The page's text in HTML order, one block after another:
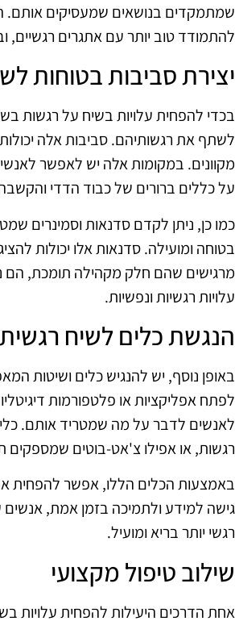
שמתמקדים בנושאים שמעסיקים אותם.
להתמודד טוב יותר עם אתגרים רגשיים,
יצירת סביבות בטוחות
לשתף את רגשותיהם. סביבות אלה יכולות
מקוונים. במקומות אלה יש לאפשר
על כללים ברורים של כבוד הדדי
כמו כן, ניתן לקדם סדנאות וסמינרים
בטוחה ומועילה. סדנאות אלו יכולות
מרגישים שהם חלק מקהילה תומכת, הם
עלויות רגשיות ונפשיות.
הנגשת כלים לשיח רגשית
באופן נוסף, יש להנגיש כלים ושיטות
לפתח אפליקציות או פלטפורמות
לאנשים לדבר על מה שמטריד אותם. כלים
רגשות, או אפילו צ'אט-בוטים שמספקים
באמצעות הכלים הללו, אפשר להפחית
גישה למידע ולתמיכה בזמן אמת,
רגשי יותר בריא ומועיל.
שילוב טיפול מקצועי
אחת הדרכים היעילות להפחית עלויות